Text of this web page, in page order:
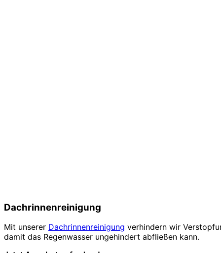
Dachrinnenreinigung
Mit unserer Dachrinnenreinigung verhindern wir
damit das Regenwasser ungehindert abfließen kann.